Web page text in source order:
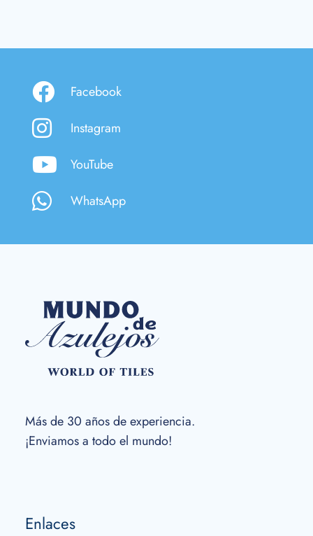
Facebook
Instagram
YouTube
WhatsApp
Más de 30 años de experiencia.
¡Enviamos a todo el mundo!
Enlaces